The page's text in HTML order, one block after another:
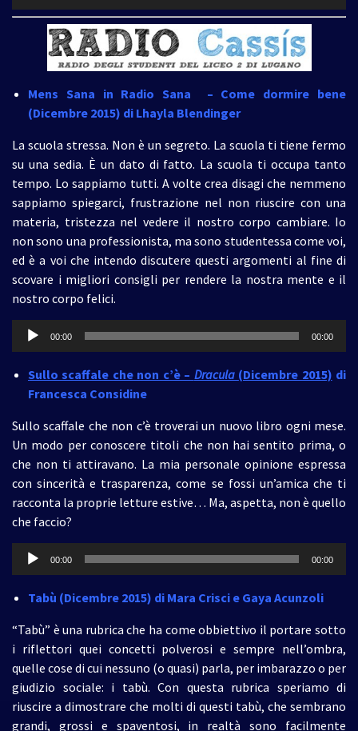
Mens Sana in Radio Sana – Come dormire bene
(Dicembre 2015) di Lhayla Blendinger
La scuola stressa. Non è un segreto. La scuola ti tiene fermo
su una sedia. È un dato di fatto. La scuola ti occupa tanto
tempo. Lo sappiamo tutti. A volte crea disagi che nemmeno
sappiamo spiegarci, frustrazione nel non riuscire con una
materia, tristezza nel vedere il nostro corpo cambiare. Io
non sono una professionista, ma sono studentessa come voi,
ed è a voi che intendo discutere questi argomenti al fine di
scovare i migliori consigli per rendere la nostra mente e il
nostro corpo felici.
Audio
Player
00:00 00:00
Sullo scaffale che non c’è – Dracula (Dicembre 2015) di
Francesca Considine
Sullo scaffale che non c’è troverai un nuovo libro ogni mese.
Un modo per conoscere titoli che non hai sentito prima, o
che non ti attiravano. La mia personale opinione espressa
con sincerità e trasparenza, come se fossi un’amica che ti
racconta la proprie letture estive… Ma, aspetta, non è quello
che faccio?
Audio
Player
00:00 00:00
Tabù (Dicembre 2015) di Mara Crisci e Gaya Acunzoli
“Tabù” è una rubrica che ha come obbiettivo il portare sotto
i riflettori quei concetti polverosi e sempre nell’ombra,
quelle cose di cui nessuno (o quasi) parla, per imbarazzo o per
giudizio sociale: i tabù. Con questa rubrica speriamo di
riuscire a dimostrare che molti di questi tabù, che sembrano
grandi, grossi e spaventosi, in realtà sono facilmente